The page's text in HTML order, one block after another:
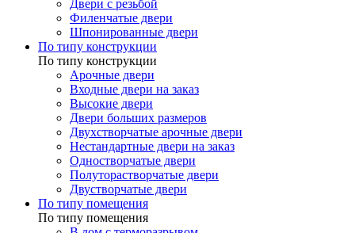
Двери с резьбой
Филенчатые двери
Шпонированные двери
По типу конструкции
По типу конструкции
Арочные двери
Входные двери на заказ
Высокие двери
Двери больших размеров
Двухстворчатые арочные двери
Нестандартные двери на заказ
Одностворчатые двери
Полуторастворчатые двери
Двустворчатые двери
По типу помещения
По типу помещения